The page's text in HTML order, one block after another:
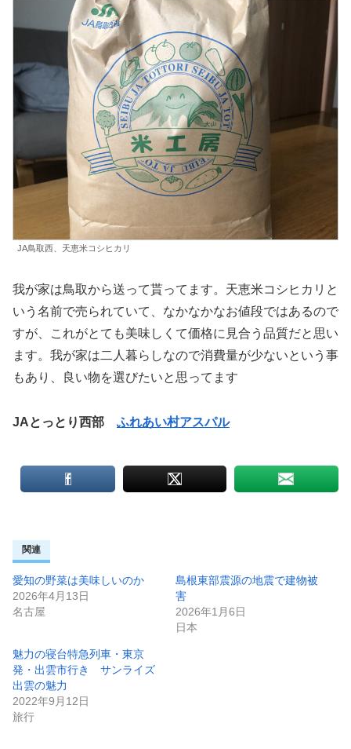
JA鳥取西、天恵米コシヒカリ
我が家は鳥取から送って貰ってます。天恵米コシヒカリと
いう名前で売られていて、なかなかなお値段ではあるので
すが、これがとても美味しくて価格に見合う品質だと思い
ます。我が家は二人暮らしなので消費量が少ないという事
もあり、良い物を選びたいと思ってます
JAとっとり西部 ふれあい村アスパル
関連
愛知の野菜は美味しいのか
2026年4月13日
名古屋
島根東部震源の地震で建物被
害
2026年1月6日
日本
魅力の寝台特急列車・東京
発・出雲市行き サンライズ
出雲の魅力
2022年9月12日
旅行